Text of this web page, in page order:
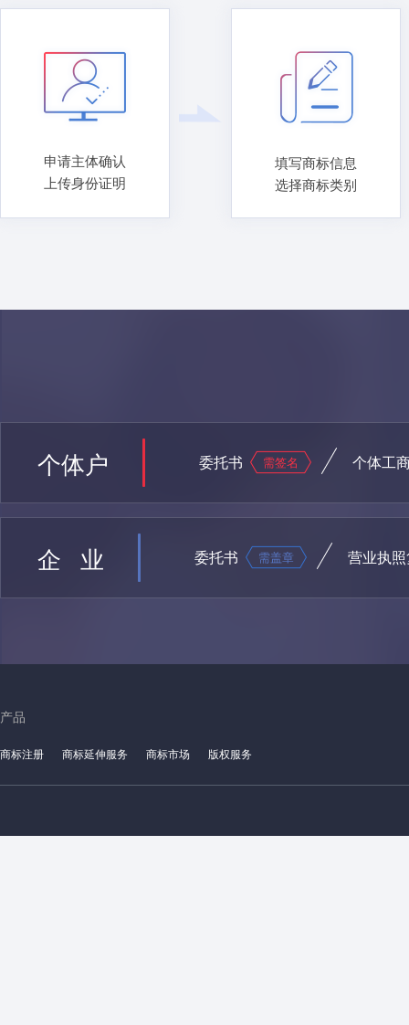
申请主体确认
上传身份证明
填写商标信息
选择商标类别
个体户 委托书 需签名 个体工
企 业 委托书 需盖章 营业执
产品
商标注册 商标延伸服务 商标市场 版权服务